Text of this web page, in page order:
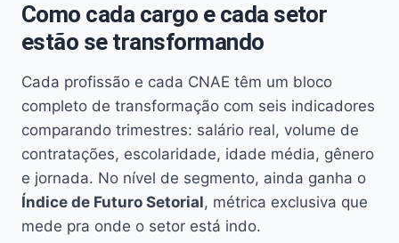
Como cada cargo e cada setor
estão se transformando
Cada profissão e cada CNAE têm um bloco
completo de transformação com seis indicadores
comparando trimestres: salário real, volume de
contratações, escolaridade, idade média, gênero
e jornada. No nível de segmento, ainda ganha o
Índice de Futuro Setorial, métrica exclusiva que
mede pra onde o setor está indo.